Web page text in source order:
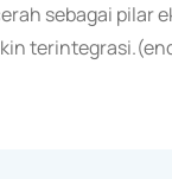
sebagai pilar